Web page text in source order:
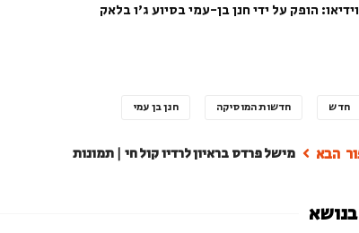
וידיאו: הופק על ידי חנן בן-עמי בסיוע ג'ו בלאק
חדש חדשות המוסיקה חנן בן עמי
מישל פרדס בראיון לרדיו קול חי | תמונות